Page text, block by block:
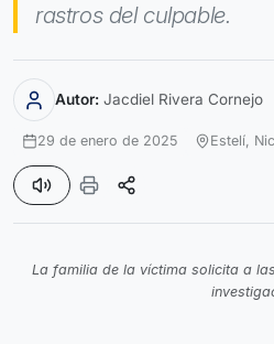
rastros del culpable.
Autor: Jacdiel Rivera Cornejo
29 de enero de 2025 Estelí,
La familia de la víctima solicita a